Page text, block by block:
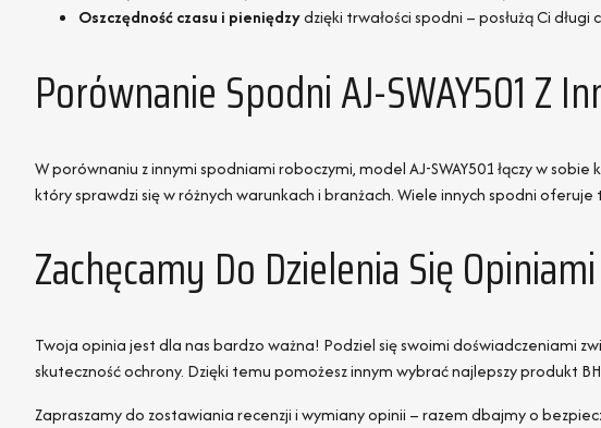
Oszczędność czasu i pieniędzydzięki trwałości spodni – posłużą Ci
Porównanie Spodni AJ-SWAY501 Z
W porównaniu z innymi spodniami roboczymi, model AJ-SWAY501 łączy w
który sprawdzi się w różnych warunkach i branżach. Wiele innych spodni
Zachęcamy Do Dzielenia Się
Twoja opinia jest dla nas bardzo ważna! Podziel się swoimi doświadczeniami
skuteczność ochrony. Dzięki temu pomożesz innym wybrać najlepszy produkt
Zapraszamy do zostawiania recenzji i wymiany opinii – razem dbajmy o